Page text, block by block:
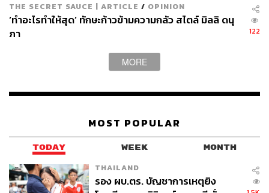
THE SECRET SAUCE | ARTICLE / OPINION
‘ทำอะไรทำให้สุด’ ทักษะก้าวข้ามความกลัว สไตล์ มิลลิ ดนุ
ภา
122
MORE
MOST POPULAR
TODAY WEEK MONTH
THAILAND
รอง ผบ.ตร. บัญชาการเหตุยิง